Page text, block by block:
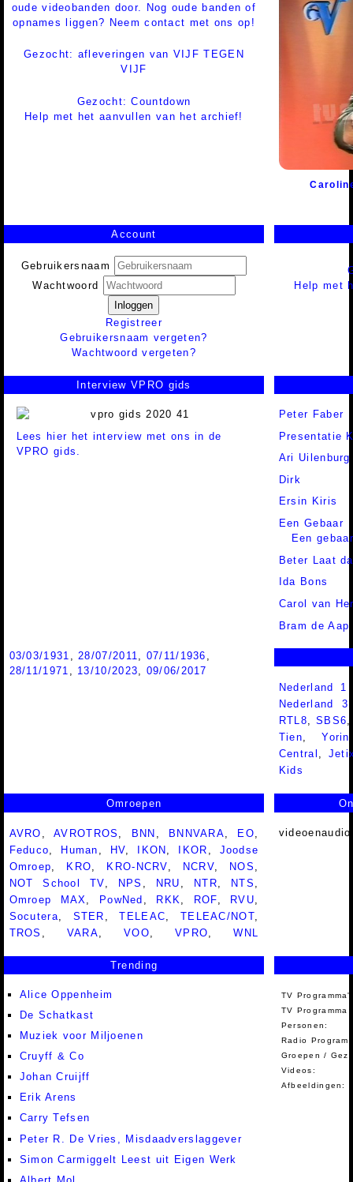
oude videobanden door. Nog oude banden of
opnames liggen? Neem contact met ons op!
Gezocht: afleveringen van VIJF TEGEN
VIJF
Gezocht: Countdown
Help met het aanvullen van het archief!
Account
Gebruikersnaam
Wachtwoord
Inloggen
Registreer
Gebruikersnaam vergeten?
Wachtwoord vergeten?
Help met
Interview VPRO gids
Lees hier het interview met ons in de
VPRO gids.
Peter Faber
Presentatie
Ari Uilenburg
Dirk
Ersin Kiris
Een Gebaar
Een
Beter Laat
Ida Bons
Carol van
Bram de Aap
03/03/1931 28/07/2011 07/11/1936
28/11/1971
13/10/2023
09/06/2017
Nederland
Nederland
RTL8,SBS6
Tien,Yorin
Central ,
Kids
Omroepen
AVRO ,AVROTROS BNN BNNVARA EO
Feduco
Human HV IKON IKOR
Joodse
Omroep
KRO KRO-NCRV NCRV NOS
NOT School TV
NPS NRU NTR NTS
Omroep MAX
PowNed RKK ROF RVU
Socutera
STER ,TELEAC TELEAC/NOT
TROS
VARA ,VOO ,VPRO ,WNL
Trending
Alice Oppenheim
De Schatkast
Muziek voor Miljoenen
Cruyff & Co
Johan Cruijff
Erik Arens
Carry Tefsen
Peter R. De Vries, Misdaadverslaggever
Simon Carmiggelt Leest uit Eigen Werk
TV
TV Programma
Personen:
Radio
Groepen /
Videos:
Afbeeldingen: